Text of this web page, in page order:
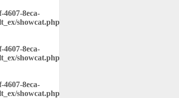
4607-8eca-
showcat.php
4607-8eca-
showcat.php
4607-8eca-
showcat.php